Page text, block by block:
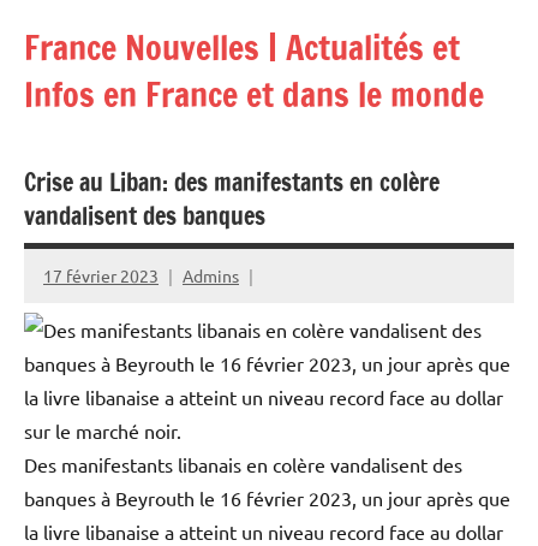
contenu
France Nouvelles | Actualités et
Infos en France et dans le monde
Crise au Liban: des manifestants en colère
vandalisent des banques
17 février 2023 Admins
Des manifestants libanais en colère vandalisent des
banques à Beyrouth le 16 février 2023, un jour après que
la livre libanaise a atteint un niveau record face au dollar